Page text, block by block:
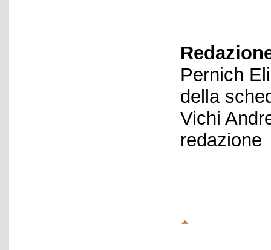
Pernich
della
Vichi
redazione